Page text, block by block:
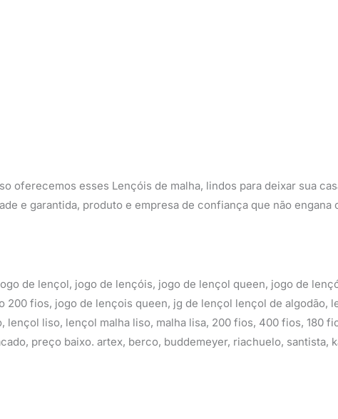
oferecemos esses Lençóis de malha, lindos para deixar sua
e garantida, produto e empresa de confiança que não
de lençol, jogo de lençóis, jogo de lençol queen, jogo de
fios, jogo de lençois queen, jg de lençol lençol de algodão,
liso, lençol malha liso, malha lisa, 200 fios, 400 fios, 180
preço baixo. artex, berco, buddemeyer, riachuelo, santista,